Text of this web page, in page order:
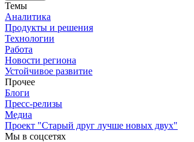
Темы
Аналитика
Продукты и решения
Технологии
Работа
Новости региона
Устойчивое развитие
Прочее
Блоги
Пресс-релизы
Медиа
Проект "Старый друг лучше новых двух"
Мы в соцсетях